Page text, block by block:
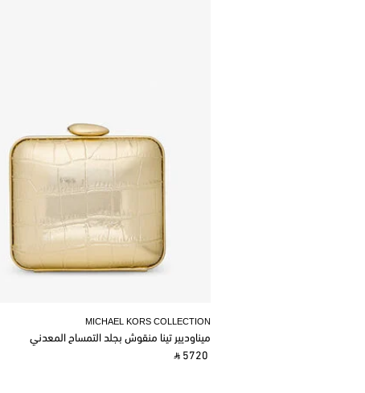
MICHAEL KORS COLLECTION
ميناوديير تينا منقوش بجلد التمساح المعدني
‎ ⃁ 5720 ‎